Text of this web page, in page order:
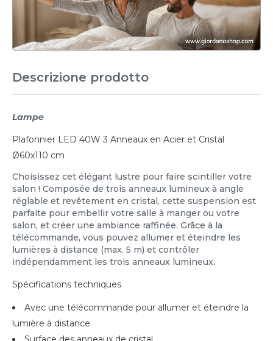
Descrizione prodotto
Lampe
Plafonnier LED 40W 3 Anneaux en Acier et Cristal
Ø60x110 cm
Choisissez cet élégant lustre pour faire scintiller votre
salon ! Composée de trois anneaux lumineux à angle
réglable et revêtement en cristal, cette suspension est
parfaite pour embellir votre salle à manger ou votre
salon, et créer une ambiance raffinée. Grâce à la
télécommande, vous pouvez allumer et éteindre les
lumières à distance (max. 5 m) et contrôler
indépendamment les trois anneaux lumineux.
Spécifications techniques
Avec une télécommande pour allumer et éteindre la
lumière à distance